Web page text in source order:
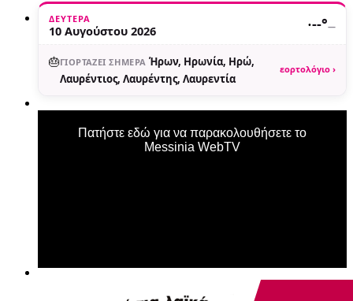
ΔΕΥΤΈΡΑ
10 Αυγούστου 2026 ·--°—
🎂ΓΙΟΡΤΆΖΕΙ ΣΉΜΕΡΑ Ήρων, Ηρωνία, Ηρώ,
Λαυρέντιος, Λαυρέντης, Λαυρεντία
εορτολόγιο ›
Πατήστε εδώ για να παρακολουθήσετε το
Messinia WebTV